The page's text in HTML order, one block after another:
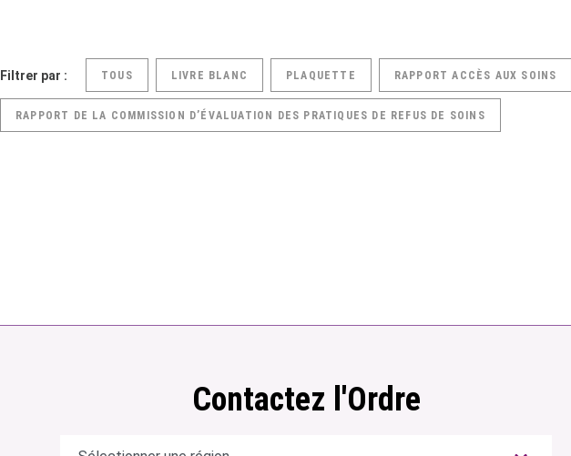
Filtrer par : TOUS LIVRE BLANC PLAQUETTE RAPPORT ACCÈS AUX SOINS
RAPPORT DE LA COMMISSION D’ÉVALUATION DES PRATIQUES DE REFUS DE SOINS
Contactez l'Ordre